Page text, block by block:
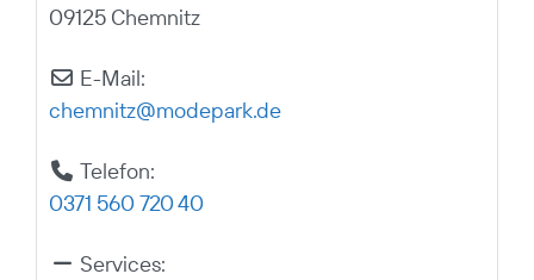
09125 Chemnitz
E-Mail:
chemnitz@modepark.de
Telefon:
0371 560 720 40
Services: